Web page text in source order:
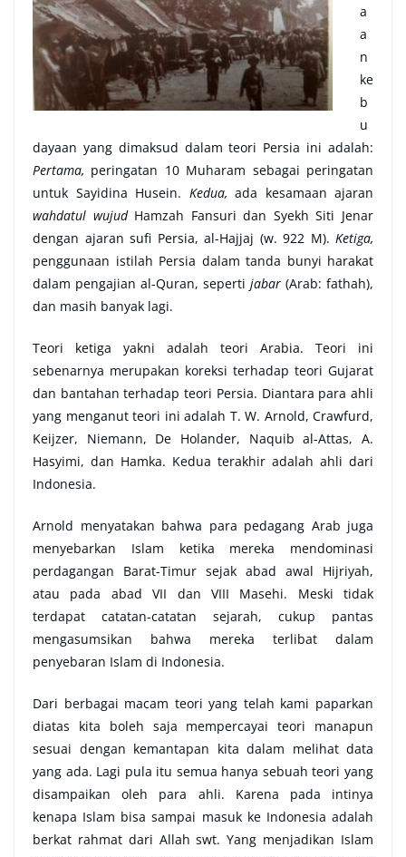
a
a
n
ke
b
u
dayaan yang dimaksud dalam teori Persia ini adalah:
Pertama, peringatan 10 Muharam sebagai peringatan
untuk Sayidina Husein. Kedua, ada kesamaan ajaran
wahdatul wujud Hamzah Fansuri dan Syekh Siti Jenar
dengan ajaran sufi Persia, al-Hajjaj (w. 922 M). Ketiga,
penggunaan istilah Persia dalam tanda bunyi harakat
dalam pengajian al-Quran, seperti jabar (Arab: fathah),
dan masih banyak lagi.
Teori ketiga yakni adalah teori Arabia. Teori ini
sebenarnya merupakan koreksi terhadap teori Gujarat
dan bantahan terhadap teori Persia. Diantara para ahli
yang menganut teori ini adalah T. W. Arnold, Crawfurd,
Keijzer, Niemann, De Holander, Naquib al-Attas, A.
Hasyimi, dan Hamka. Kedua terakhir adalah ahli dari
Indonesia.
Arnold menyatakan bahwa para pedagang Arab juga
menyebarkan Islam ketika mereka mendominasi
perdagangan Barat-Timur sejak abad awal Hijriyah,
atau pada abad VII dan VIII Masehi. Meski tidak
terdapat catatan-catatan sejarah, cukup pantas
mengasumsikan bahwa mereka terlibat dalam
penyebaran Islam di Indonesia.
Dari berbagai macam teori yang telah kami paparkan
diatas kita boleh saja mempercayai teori manapun
sesuai dengan kemantapan kita dalam melihat data
yang ada. Lagi pula itu semua hanya sebuah teori yang
disampaikan oleh para ahli. Karena pada intinya
kenapa Islam bisa sampai masuk ke Indonesia adalah
berkat rahmat dari Allah swt. Yang menjadikan Islam